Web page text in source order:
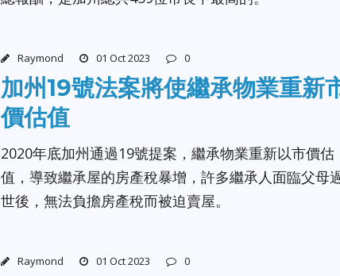
Raymond 01 Oct 2023 0
加州19號法案將使繼承物業重新
價估值
2020年底加州通過19號提案，繼承物業重新以市價估
值，導致繼承屋的房產稅暴增，許多繼承人面臨父母
世後，無法負擔房產稅而被迫賣屋。
Raymond 01 Oct 2023 0